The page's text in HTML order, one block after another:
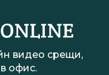
видео срещи,
офис.